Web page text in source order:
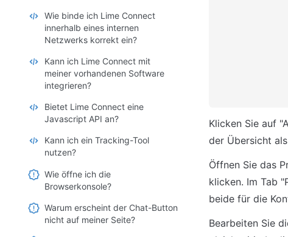
Wie binde ich Lime Connect
innerhalb eines internen
Netzwerks korrekt ein?
Kann ich Lime Connect mit
meiner vorhandenen Software
integrieren?
Bietet Lime Connect eine
Javascript API an?
Kann ich ein Tracking-Tool
nutzen?
Wie öffne ich die
Browserkonsole?
Warum erscheint der Chat-Button
nicht auf meiner Seite?
Klicken Sie auf
der Übersicht
Öffnen Sie das
klicken. Im Tab
beide für die
Bearbeiten Sie